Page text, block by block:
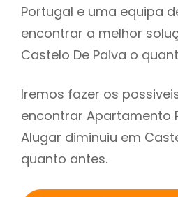
Portugal e uma equipa
encontrar a melhor
Castelo De Paiva o
Iremos fazer os
encontrar Apartamento
Alugar diminuiu em
quanto antes.